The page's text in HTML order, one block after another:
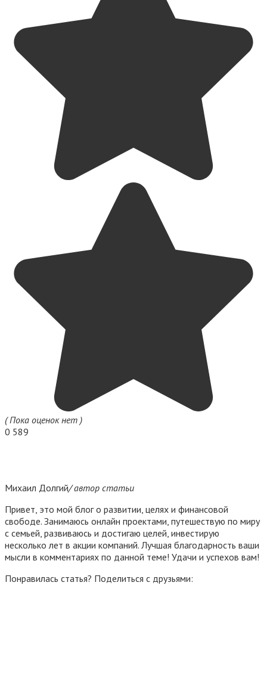
( Пока оценок нет )
0 589
Михаил Долгий/ автор статьи
Привет, это мой блог о развитии, целях и финансовой
свободе. Занимаюсь онлайн проектами, путешествую по миру
с семьей, развиваюсь и достигаю целей, инвестирую
несколько лет в акции компаний. Лучшая благодарность ваши
мысли в комментариях по данной теме! Удачи и успехов вам!
Понравилась статья? Поделиться с друзьями: